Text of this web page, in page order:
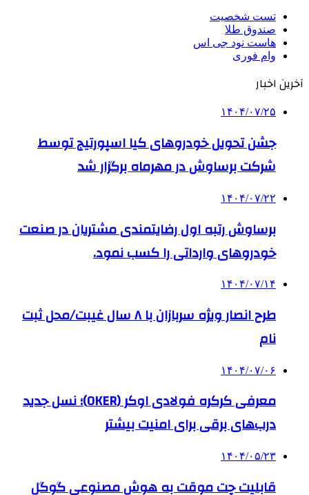
تست شخصیت
صندوق طلا
هاست نود جی اس
وام فوری
آخرین اخبار
۱۴۰۴/۰۷/۲۵
جشن تحویل خودروهای کیا اسپورتیج توسط
شرکت برساوش در مهرماه برگزار شد
۱۴۰۴/۰۷/۲۲
برساوش رتبه اول رضایتمندی مشتریان در صنعت
خودروهای وارداتی را کسب نمود.
۱۴۰۴/۰۷/۱۴
طرح انصار ویژه سربازان با ۸ سال غیبت/محل ثبت
نام
۱۴۰۴/۰۷/۰۶
معرفی کرکره فولادی اوکر (OKER)؛ نسل جدید
درب‌های برقی برای امنیت بیشتر
۱۴۰۴/۰۵/۲۳
قابلیت چت موقت به هوش مصنوعی گوگل